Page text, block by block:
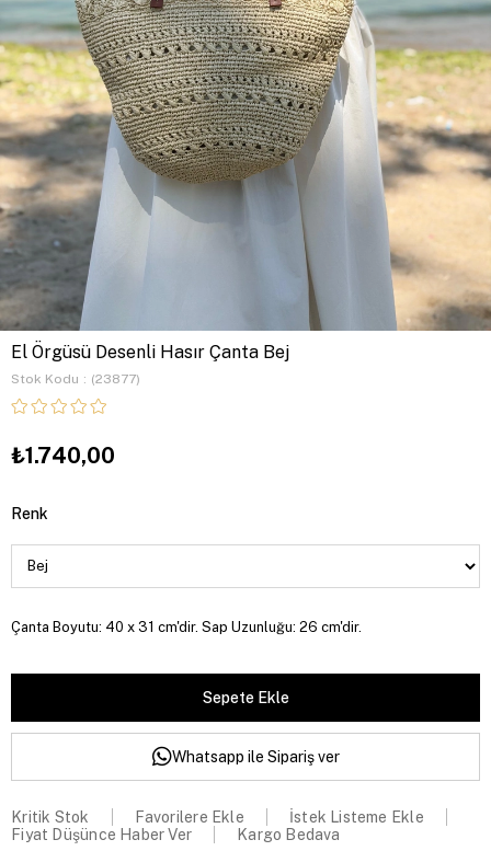
El Örgüsü Desenli Hasır Çanta Bej
Stok Kodu (23877)
₺1.740,00
Renk
Çanta Boyutu: 40 x 31 cm'dir. Sap Uzunluğu: 26 cm'dir.
Whatsapp ile Sipariş ver
Kritik Stok Favorilere Ekle
İstek Listeme Ekle
Fiyat Düşünce Haber Ver
Kargo Bedava